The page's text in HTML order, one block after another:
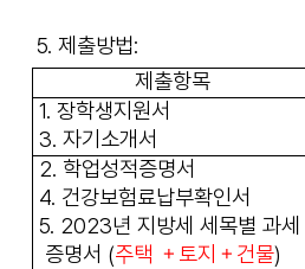
5. 제출방법:
제출항목
1. 장학생지원서
3. 자기소개서
2. 학업성적증명서
4. 건강보험료납부확인서
5. 2023년 지방세 세목별 과세
증명서 (주택 ＋토지＋건물)